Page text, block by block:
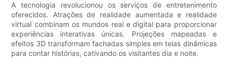
A tecnologia revolucionou os serviços de entretenimento
oferecidos. Atrações de realidade aumentada e realidade
virtual combinam os mundos real e digital para proporcionar
experiências interativas únicas. Projeções mapeadas e
efeitos 3D transformam fachadas simples em telas dinâmicas
para contar histórias, cativando os visitantes dia e noite.